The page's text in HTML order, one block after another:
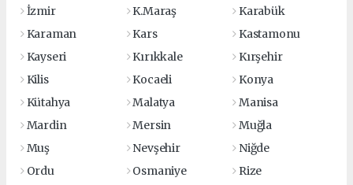
İzmir
K.Maraş
Karabük
Karaman
Kars
Kastamonu
Kayseri
Kırıkkale
Kırşehir
Kilis
Kocaeli
Konya
Kütahya
Malatya
Manisa
Mardin
Mersin
Muğla
Muş
Nevşehir
Niğde
Ordu
Osmaniye
Rize